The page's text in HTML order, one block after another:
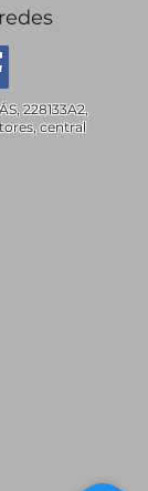
228133A2,
central